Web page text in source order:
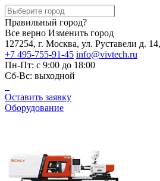
Правильный город?
Все верно Изменить город
127254, г. Москва, ул. Руставели д.
+7 495-755-91-45 info@vivtech.ru
Пн-Пт: с 9:00 до 18:00
Сб-Вс: выходной
Оставить заявку
Оборудование